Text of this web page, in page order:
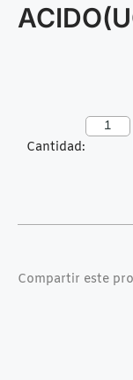
Cantidad:
Compartir este